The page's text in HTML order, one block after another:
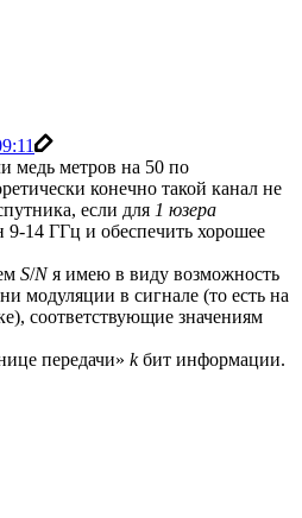
медь метров на 50 по
конечно такой канал не
если для 1 юзера
9-14 ГГц и обеспечить хорошее
S/Nя имею в виду возможность
модуляции в сигнале (то есть на
соответствующие значениям
передачи» kбит информации.